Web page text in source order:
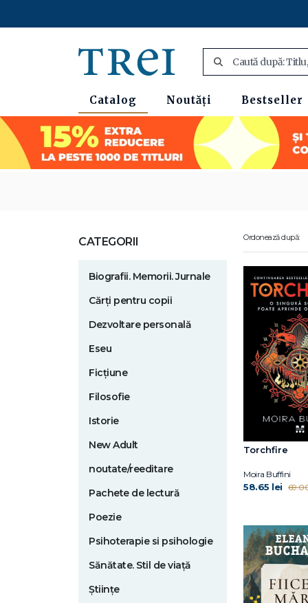
Catalog Noutăți Bestseller
CATEGORII
Biografii. Memorii. Jurnale
Cărți pentru copii
Dezvoltare personală
Eseu
Ficțiune
Filosofie
Istorie
New Adult
noutate/reeditare
Pachete de lectură
Poezie
Psihoterapie si psihologie
Sănătate. Stil de viață
Științe
Ordonează după:
Torchfire
Moira Buffini
58.65 lei